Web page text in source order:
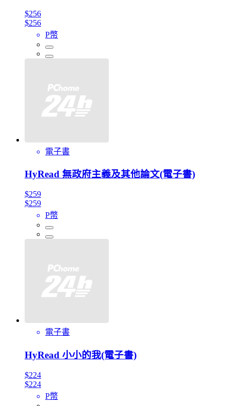
$256
$256
P幣
電子書
HyRead 無政府主義及其他論文(電子書)
$259
$259
P幣
電子書
HyRead 小小的我(電子書)
$224
$224
P幣